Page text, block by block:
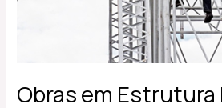
Obras em Estrutura